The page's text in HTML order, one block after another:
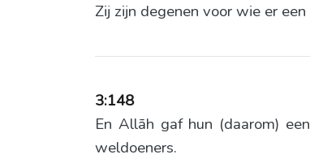
Zij zijn degenen voor wie er een
3:148
En Allāh gaf hun (daarom) een
weldoeners.